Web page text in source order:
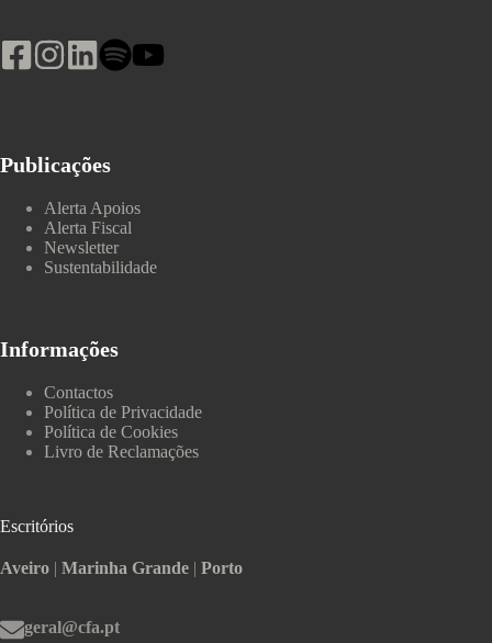
Publicações
Alerta Apoios
Alerta Fiscal
Newsletter
Sustentabilidade
Informações
Contactos
Política de Privacidade
Política de Cookies
Livro de Reclamações
Escritórios
Aveiro | Marinha Grande | Porto
geral@cfa.pt